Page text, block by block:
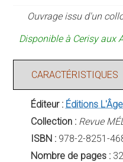
Ouvrage issu d'un
Disponible à Cerisy aux
CARACTÉRISTIQUES
Éditeur : Éditions
Collection : Revue
ISBN : 978-2-8251-
Nombre de pages :